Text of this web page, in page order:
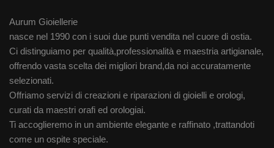
Aurum Gioiellerie
nasce nel 1990 con i suoi due punti vendita nel cuore di ostia.
Ci distinguiamo per qualità,professionalità e maestria artigianale,
offrendo vasta scelta dei migliori brand,da noi accuratamente
selezionati.
Offriamo servizi di creazioni e riparazioni di gioielli e orologi,
curati da maestri orafi ed orologiai.
Ti accoglieremo in un ambiente elegante e raffinato ,trattandoti
come un ospite speciale.